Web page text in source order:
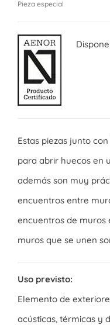
Pieza especial
Estas piezas junto
para abrir huecos en
además son muy
encuentros entre
encuentros de muros
muros que se unen
Uso previsto:
Elemento de
acústicas, térmicas y